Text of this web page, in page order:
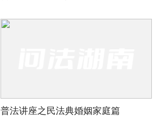
普法讲座之民法典婚姻家庭篇